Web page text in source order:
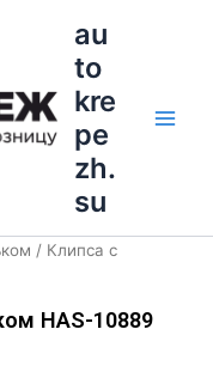
au
to
kre
pe
zh.
su
/ Клипса с
HAS-10889